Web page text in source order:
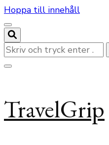
Hoppa till innehåll
Letar
du
efter
TravelGrip